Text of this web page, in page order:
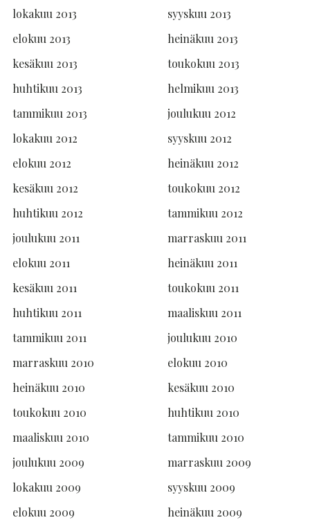
lokakuu 2013
syyskuu 2013
elokuu 2013
heinäkuu 2013
kesäkuu 2013
toukokuu 2013
huhtikuu 2013
helmikuu 2013
tammikuu 2013
joulukuu 2012
lokakuu 2012
syyskuu 2012
elokuu 2012
heinäkuu 2012
kesäkuu 2012
toukokuu 2012
huhtikuu 2012
tammikuu 2012
joulukuu 2011
marraskuu 2011
elokuu 2011
heinäkuu 2011
kesäkuu 2011
toukokuu 2011
huhtikuu 2011
maaliskuu 2011
tammikuu 2011
joulukuu 2010
marraskuu 2010
elokuu 2010
heinäkuu 2010
kesäkuu 2010
toukokuu 2010
huhtikuu 2010
maaliskuu 2010
tammikuu 2010
joulukuu 2009
marraskuu 2009
lokakuu 2009
syyskuu 2009
elokuu 2009
heinäkuu 2009